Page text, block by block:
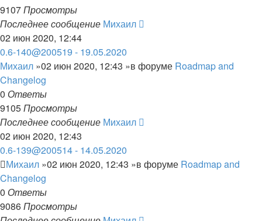
9107Просмотры
Последнее сообщение Михаил
02 июн 2020, 12:44
0.6-140@200519 - 19.05.2020
Михаил »02 июн 2020, 12:43 »в форуме Roadmap and
Changelog
0 Ответы
9105Просмотры
Последнее сообщение Михаил
02 июн 2020, 12:43
0.6-139@200514 - 14.05.2020
Михаил »02 июн 2020, 12:43 »в форуме Roadmap and
Changelog
0 Ответы
9086Просмотры